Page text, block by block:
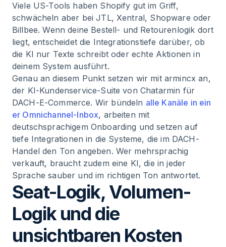
Viele US-Tools haben Shopify gut im Griff,
schwächeln aber bei JTL, Xentral, Shopware oder
Billbee. Wenn deine Bestell- und Retourenlogik dort
liegt, entscheidet die Integrationstiefe darüber, ob
die KI nur Texte schreibt oder echte Aktionen in
deinem System ausführt.
Genau an diesem Punkt setzen wir mit armincx an,
der KI-Kundenservice-Suite von Chatarmin für
DACH-E-Commerce. Wir bündeln alle Kanäle in ein
er Omnichannel-Inbox, arbeiten mit
deutschsprachigem Onboarding und setzen auf
tiefe Integrationen in die Systeme, die im DACH-
Handel den Ton angeben. Wer mehrsprachig
verkauft, braucht zudem eine KI, die in jeder
Sprache sauber und im richtigen Ton antwortet.
Seat-Logik, Volumen-
Logik und die
unsichtbaren Kosten